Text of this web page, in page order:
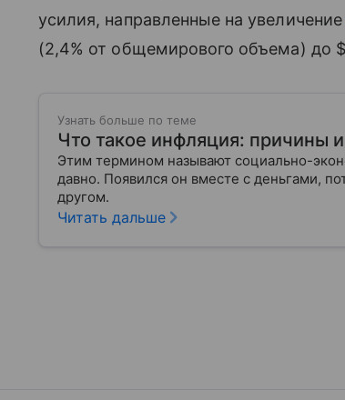
усилия, направленные на увеличение
(2,4% от общемирового объема) до
Узнать больше по теме
Что такое инфляция: причины
Этим термином называют социально-
давно. Появился он вместе с деньгами,
другом.
Читать дальше